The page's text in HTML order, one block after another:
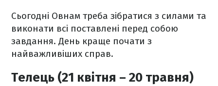
Сьогодні Овнам треба зібратися з силами та
виконати всі поставлені перед собою
завдання. День краще почати з
найважливіших справ.
Телець (21 квітня – 20 травня)